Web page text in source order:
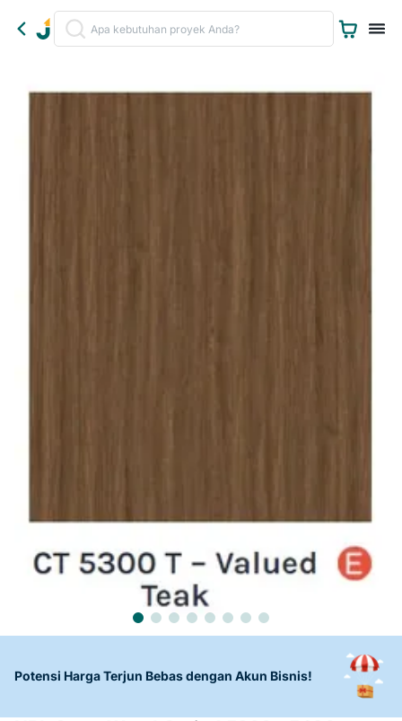
Potensi Harga Terjun Bebas dengan Akun Bisnis!